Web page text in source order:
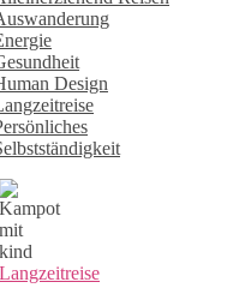
Design
Langzeitreise